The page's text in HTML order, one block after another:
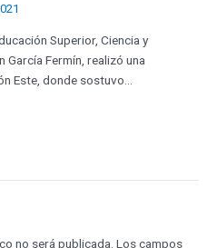
Superior, Ciencia y
García Fermín, realizó una
Este, donde sostuvo…
no será publicada. Los campos